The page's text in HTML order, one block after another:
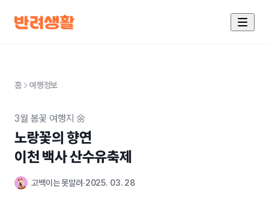
홈 여행정보
3월 봄꽃 여행지 🌼
노랑꽃의 향연
이천 백사 산수유축제
고백이는 못말려 2025. 03. 28